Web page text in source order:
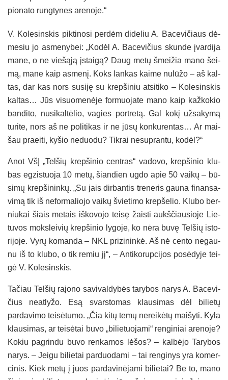
pio­na­to rung­ty­nes are­no­je.“
V. Ko­le­sins­kis pik­ti­no­si per­dėm di­de­liu A. Ba­ce­vi­čiaus dė­
me­siu jo as­me­ny­bei: „Ko­dėl A. Ba­ce­vi­čius skun­de įvar­di­ja
ma­ne, o ne vie­šą­ją įstai­gą? Daug me­tų šmei­žia ma­no šei­
mą, ma­ne kaip as­me­nį. Koks lan­kas kai­me nu­lū­žo – aš kal­
tas, dar kas nors su­si­ję su krep­ši­niu at­si­ti­ko – Ko­le­sins­kis
kal­tas… Jūs vi­suo­me­nė­je for­muo­ja­te ma­no kaip kaž­ko­kio
ban­di­to, nu­si­kal­tė­lio, va­gies po­rtre­tą. Gal ko­kį už­sa­ky­mą
tu­ri­te, nors aš ne po­li­ti­kas ir ne jū­sų kon­ku­ren­tas… Ar mai­
šau praei­ti, ky­šio ne­duo­du? Tik­rai ne­sup­ran­tu, ko­dėl?“
Anot VšĮ „Tel­šių krep­ši­nio cent­ras“ va­do­vo, krep­ši­nio klu­
bas eg­zis­tuo­ja 10 me­tų, šian­dien ugdo apie 50 vai­kų – bū­
si­mų krep­ši­nin­kų. „Su jais dir­ban­tis tre­ne­ris gau­na fi­nan­sa­
vi­mą tik iš ne­for­ma­lio­jo vai­kų švie­ti­mo krep­še­lio. Klu­bo ber­
niu­kai šiais me­tais iš­ko­vo­jo tei­sę žais­ti aukš­čiau­sio­je Lie­
tu­vos moks­lei­vių krep­ši­nio ly­go­je, ko nė­ra bu­vę Tel­šių is­to­
ri­jo­je. Vy­rų ko­man­da – NKL pri­zi­nin­kė. Aš nė cen­to ne­gau­
nu iš to klu­bo, o tik re­miu jį“, – An­ti­ko­rup­ci­jos po­sė­dy­je tei­
gė V. Ko­le­sins­kis.
Ta­čiau Tel­šių ra­jo­no sa­vi­val­dy­bės ta­ry­bos na­rys A. Ba­ce­vi­
čius neat­ly­žo. Esą svars­to­mas klau­si­mas dėl bi­lie­tų
pardavimo tei­sė­tu­mo. „Čia ki­tų te­mų ne­rei­kė­tų mai­šy­ti. Ky­la
klau­si­mas, ar tei­sė­tai bu­vo „bi­lie­tuo­ja­mi“ ren­gi­niai are­no­je?
Ko­kiu pa­grin­du bu­vo ren­ka­mos lė­šos? – kal­bė­jo Ta­ry­bos
na­rys. – Jei­gu bi­lie­tai par­duo­da­mi – tai ren­gi­nys yra ko­mer­
ci­nis. Kiek me­tų į juos par­da­vi­nė­ja­mi bi­lie­tai? Be to, ma­no